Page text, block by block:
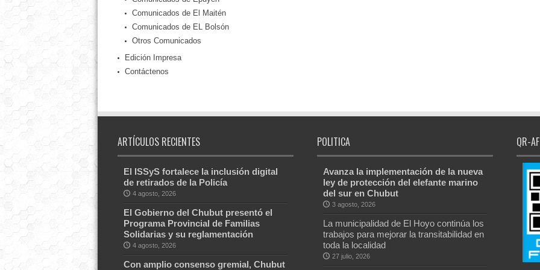
Comunicados de El Maitén
Comunicados de EL Bolsón
Otros Comunicados
Edición Impresa
Contáctenos
ARTÍCULOS RECIENTES
El ISSyS fortalece la inclusión digital
de retirados de la Policía
4 agosto, 2026
El Gobierno del Chubut presentó el
Programa Provincial de Familias
Solidarias y su reglamentación
4 agosto, 2026
Con amplio consenso gremial, Chubut
POLITICA
Avanza la implementación de la nueva
ley de protección del elefante marino
del sur en Chubut
3 agosto, 2026
La municipalidad de El Hoyo continúa los
trabajos para mejorar la transitabilidad en
toda la localidad
27 julio, 2026
QR-